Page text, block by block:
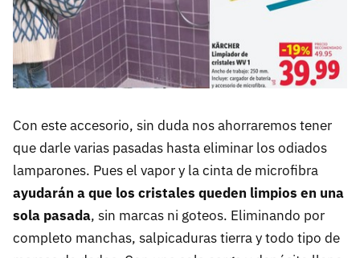
Con este accesorio, sin duda nos ahorraremos tener
que darle varias pasadas hasta eliminar los odiados
lamparones. Pues el vapor y la cinta de microfibra
ayudarán a que los cristales queden limpios en una
sola pasada, sin marcas ni goteos. Eliminando por
completo manchas, salpicaduras tierra y todo tipo de